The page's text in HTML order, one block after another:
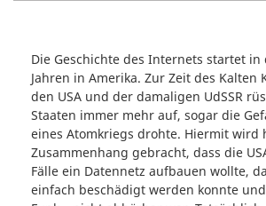
Die Geschichte des Internets startet in
Jahren in Amerika. Zur Zeit des Kalten
den USA und der damaligen UdSSR
Staaten immer mehr auf, sogar die
eines Atomkriegs drohte. Hiermit wird
Zusammenhang gebracht, dass die
Fälle ein Datennetz aufbauen wollte,
einfach beschädigt werden konnte